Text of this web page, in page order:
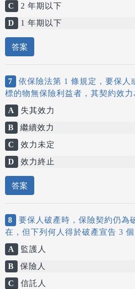
C
2 年期以下
D
1 年期以下
答案
7
依保險法第 1 條規定，要保人
標的物無保險利益者，其契約效力
A
失其效力
B
繼續效力
C
效力未定
D
效力終止
答案
8
要保人破產時，保險契約仍為
在，但下列何人得於破產宣告 3
A
監護人
B
保險人
C
信託人